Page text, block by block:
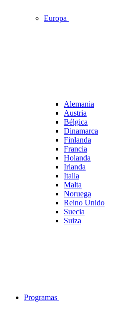
Europa
Alemania
Austria
Bélgica
Dinamarca
Finlanda
Francia
Holanda
Irlanda
Italia
Malta
Noruega
Reino Unido
Suecia
Suiza
Programas